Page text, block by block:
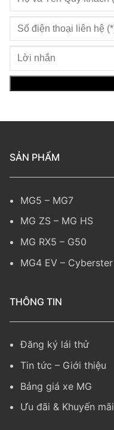
SẢN PHẨM
MG5 – MG7
MG ZS – MG HS
MG RX5 – G50
MG4 EV – Cyberster
THÔNG TIN
Đăng ký lái thử
Tin tức – Giới thiệu
Bảng giá xe MG
Ưu đãi & Khuyến mãi